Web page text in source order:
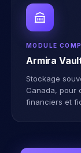
MODULE
Armira
Stockage
Canada,
financiers et